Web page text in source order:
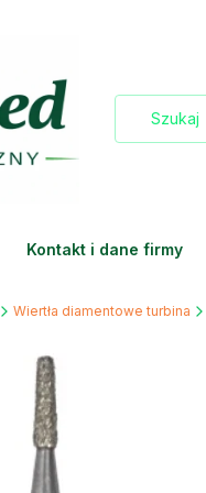
Kontakt i dane firmy
Wiertła diamentowe turbina